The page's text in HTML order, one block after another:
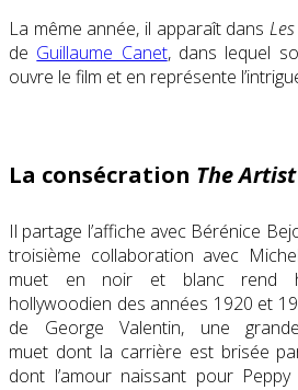
La même année, il apparaît dans
de Guillaume Canet, dans lequel
ouvre le film et en représente
La consécration The Artist
Il partage l’affiche avec Bérénice
troisième collaboration avec
muet en noir et blanc rend
hollywoodien des années 1920 et
de George Valentin, une
muet dont la carrière est brisée
dont l’amour naissant pour